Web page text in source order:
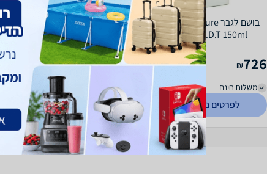
בושם לגבר Chanel Allure
Sport E.D.T 150ml
726
₪
משלוח חינם
לפרטים נוספים
בושם לגבר Chanel Allure
Homme Sport E.D.T 100ml
החל מ-529
₪
השוואת מחירים